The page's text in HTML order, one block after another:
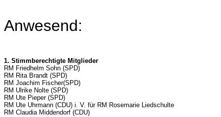
Anwesend:
1. Stimmberechtigte Mitglieder
RM Friedhelm Sohn (SPD)
RM Rita Brandt (SPD)
RM Joachim Fischer(SPD)
RM Ulrike Nolte (SPD)
RM Ute Pieper (SPD)
RM Ute Uhrmann (CDU) i. V. für RM Rosemarie Liedschulte
RM Claudia Middendorf (CDU)